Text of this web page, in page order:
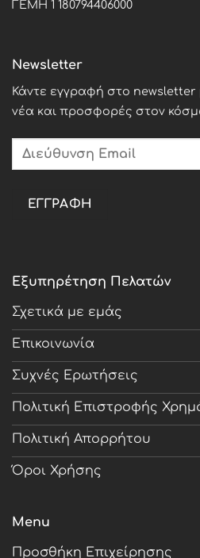
ΓΕΜΗ 1 180794406000
Εξυπηρέτηση Πελατών
Σχετικά με εμάς
Επικοινωνία
Συχνές Ερωτήσεις
Πολιτική Επιστροφής
Πολιτική Απορρήτου
Όροι Χρήσης
Menu
Προσθήκη Επιχείρησης
Newsletter
Κάντε εγγραφή στο
νέα και προσφορές στον